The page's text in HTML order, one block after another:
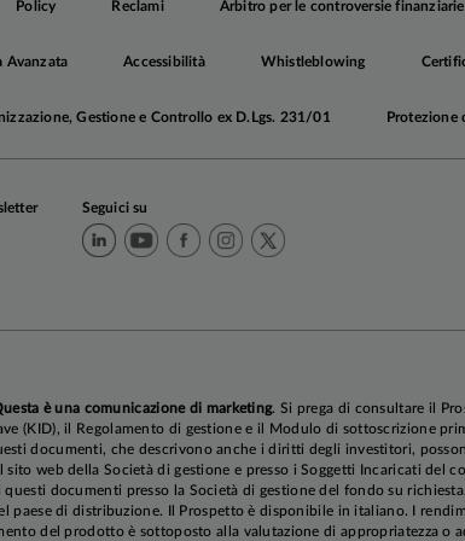
Policy Reclami Arbitro per le controversie finanziarie
Avanzata Accessibilità Whistleblowing
Gestione e Controllo ex D.Lgs. 231/01 Protezione
Seguici su
è una comunicazione di marketing. Si prega di consultare il
(KID), il Regolamento di gestione e il Modulo di sottoscrizione
documenti, che descrivono anche i diritti degli investitori,
sito web della Società di gestione e presso i Soggetti Incaricati del
questi documenti presso la Società di gestione del fondo su
paese di distribuzione. Il Prospetto è disponibile in italiano. I
del prodotto è sottoposto alla valutazione di appropriatezza o